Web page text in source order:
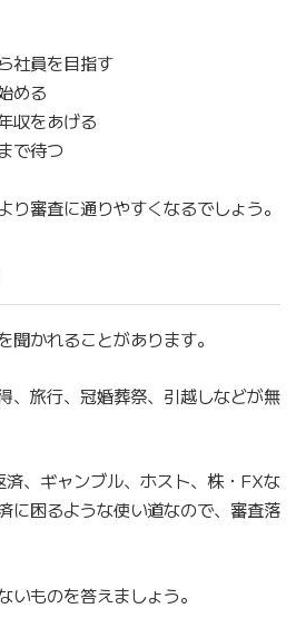
社員を目指す
める
収をあげる
で待つ
り審査に通りやすくなるでしょう。
聞かれることがあります。
、旅行、冠婚葬祭、引越しなどが無
、ギャンブル、ホスト、株・FXな
に困るような使い道なので、審査落
ものを答えましょう。